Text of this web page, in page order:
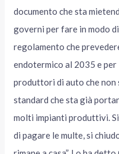
documento che sta
governi per fare in modo
regolamento che
endotermico al 2035 e per
produttori di auto che non
standard che sta già
molti impianti produttivi.
di pagare le multe, si